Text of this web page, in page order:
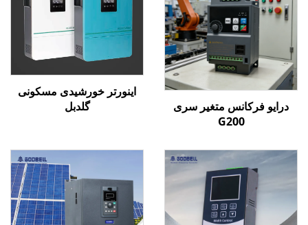
درایو فرکانس متغیر سری
G200
اینورتر خورشیدی مسکونی
گلدبل